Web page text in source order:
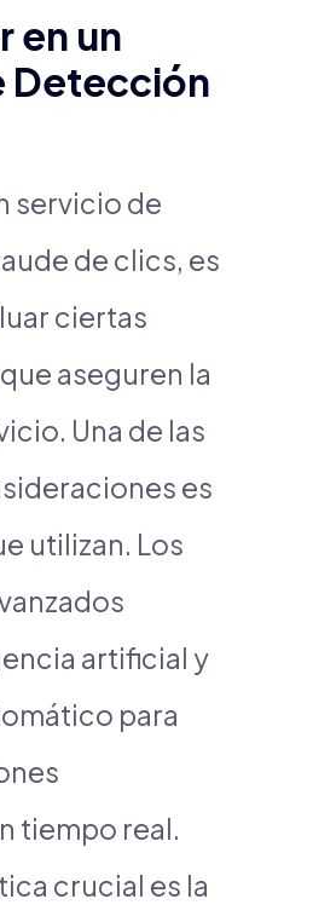
en un
Detección
servicio de
de clics, es
ciertas
aseguren la
Una de las
es
utilizan. Los
artificial y
para
tiempo real.
crucial es la